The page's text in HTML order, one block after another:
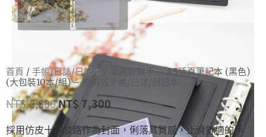
首頁 / 手帳/日誌/日記本 / 業務好幫手 – A5活頁筆記本 (黑色)
(大包裝10本/組) – 無時效手帳/日誌/日記本
NT$8,800NT$ 7,300
採用仿皮十字紋路作為封面，俐落具質感，止滑舒適的手